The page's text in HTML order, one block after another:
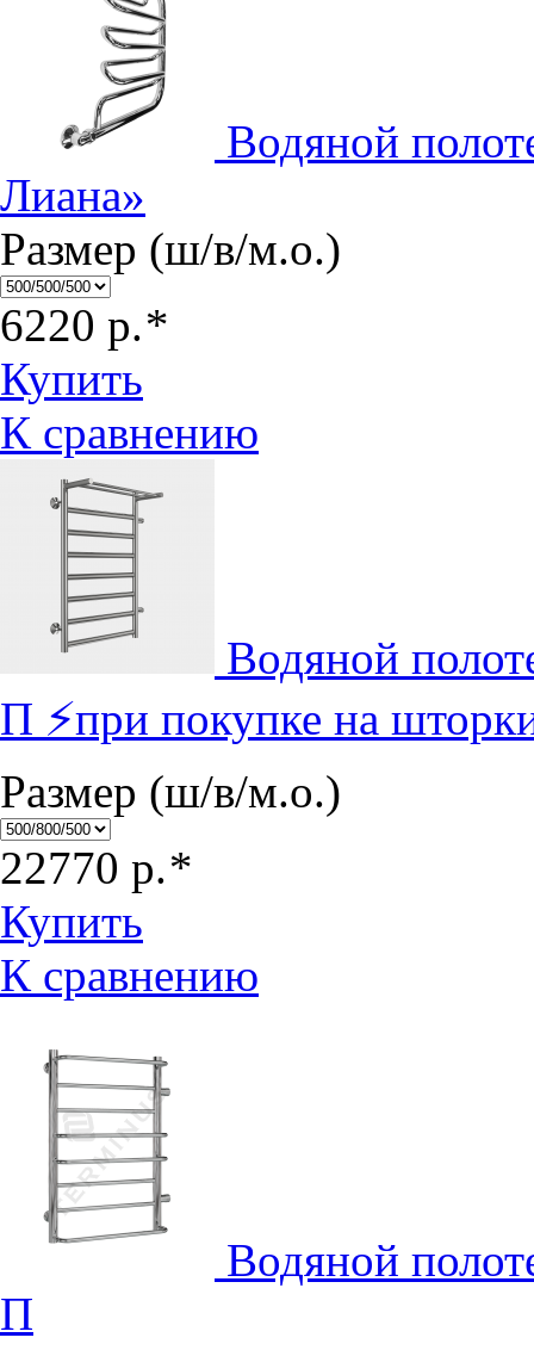
Водяной
Лиана»
Размер (ш/в/м.о.)
6220 р.*
Купить
К сравнению
Водяной
П ⚡при покупке на
Размер (ш/в/м.о.)
22770 р.*
Купить
К сравнению
Водяной
П